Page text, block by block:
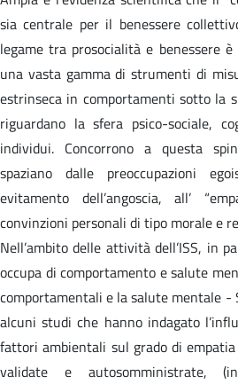
sia centrale per il benessere
legame tra prosocialità e benessere
una vasta gamma di strumenti di
estrinseca in comportamenti sotto la
riguardano la sfera psico-sociale,
individui. Concorrono a questa
spaziano dalle preoccupazioni
evitamento dell’angoscia, all’
convinzioni personali di tipo morale e
Nell’ambito delle attività dell’ISS, in
occupa di comportamento e salute
comportamentali e la salute mentale -
alcuni studi che hanno indagato
fattori ambientali sul grado di
validate e autosomministrate,